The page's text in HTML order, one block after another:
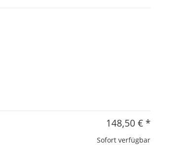
148,50 € *
Sofort verfügbar